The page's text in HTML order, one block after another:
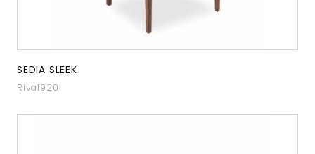
SEDIA SLEEK
Riva1920